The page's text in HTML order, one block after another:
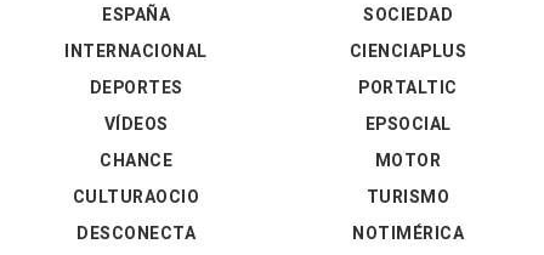
ESPAÑA
INTERNACIONAL
DEPORTES
VÍDEOS
SOCIEDAD
CIENCIAPLUS
PORTALTIC
EPSOCIAL
CHANCE
CULTURAOCIO
DESCONECTA
MOTOR
TURISMO
NOTIMÉRICA